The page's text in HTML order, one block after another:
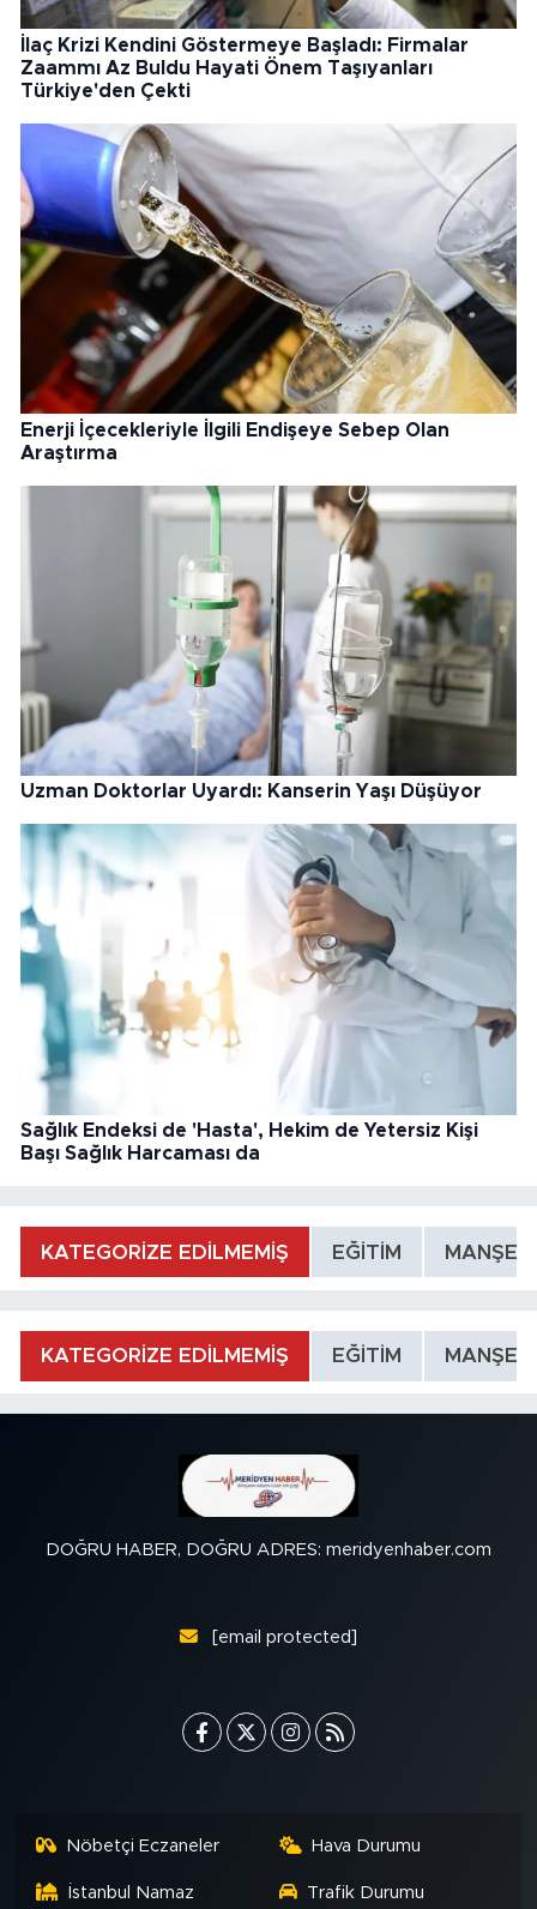
İlaç Krizi Kendini Göstermeye Başladı: Firmalar
Zaammı Az Buldu Hayati Önem Taşıyanları
Türkiye'den Çekti
Enerji İçecekleriyle İlgili Endişeye Sebep Olan
Araştırma
Uzman Doktorlar Uyardı: Kanserin Yaşı Düşüyor
Sağlık Endeksi de 'Hasta', Hekim de Yetersiz Kişi
Başı Sağlık Harcaması da
KATEGORİZE EDİLMEMİŞ EĞİTİM MANŞET
KATEGORİZE EDİLMEMİŞ EĞİTİM MANŞET
DOĞRU HABER, DOĞRU ADRES: meridyenhaber.com
[email protected]
Nöbetçi Eczaneler Hava Durumu
İstanbul Namaz Trafik Durumu